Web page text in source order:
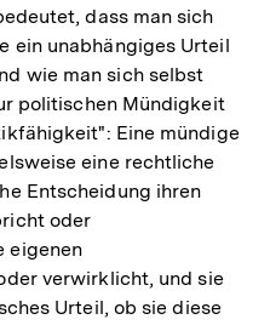
dass man sich
ein unabhängiges Urteil
wie man sich selbst
politischen Mündigkeit
Eine mündige
eine rechtliche
Entscheidung ihren
oder
eigenen
verwirklicht, und sie
Urteil, ob sie diese